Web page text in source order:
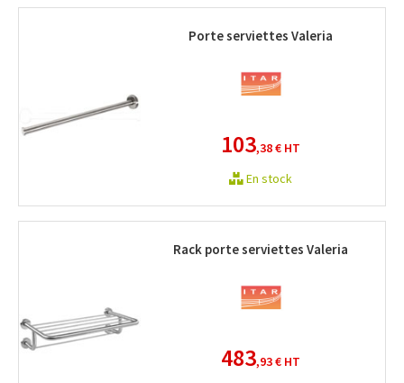
Porte serviettes Valeria
103,38 € HT
En stock
Rack porte serviettes Valeria
483,93 € HT